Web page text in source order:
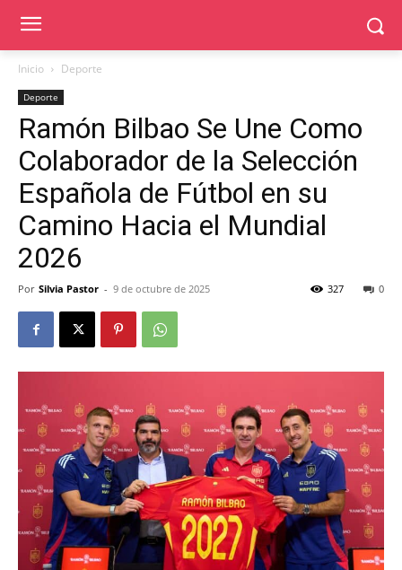
Inicio Deporte
Deporte
Ramón Bilbao Se Une Como
Colaborador de la Selección
Española de Fútbol en su
Camino Hacia el Mundial
2026
Por Silvia Pastor - 9 de octubre de 2025 0
327